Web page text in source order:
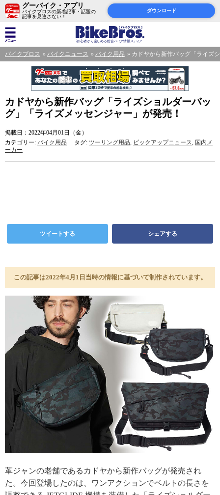
グーバイク・アプリ
バイクブロスの新着記事・話題の
記事を見逃さない！
ダウンロード
バイクブロス バイクニュース バイク用品 カドヤから新作バッグ「ライズ
カドヤから新作バッグ「ライズショルダーバッ
グ」「ライズメッセンジャー」が発売！
掲載日：2022年04月01日（金）
カテゴリー: バイク用品 タグ: ツーリング用品, ピックアップニュース, 国内メ
ーカー
ツイートする シェアする
この記事は2022年4月1日当時の情報に基づいて制作されています。
革ジャンの老舗であるカドヤから新作バッグが発売され
た。今回登場したのは、ワンアクションでベルトの長さを